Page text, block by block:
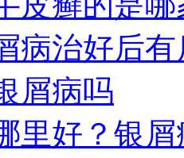
病治好后
屑病吗
里好？银